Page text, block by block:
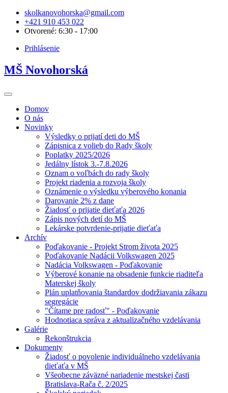
skolkanovohorska@gmail.com
+421 910 453 022
Otvorené: 6:30 - 17:00
Prihlásenie
MŠ Novohorská
Domov
O nás
Novinky
Výsledky o prijatí deti do MŠ
Zápisnica z volieb do Rady školy
Poplatky 2025/2026
Jedálny lístok 3.-7.8.2026
Oznam o voľbách do rady školy
Projekt riadenia a rozvoja školy
Oznámenie o výsledku výberového konania
Darovanie 2% z dane
Žiadosť o prijatie dieťaťa 2026
Zápis nových detí do MŠ
Lekárske potvrdenie-prijatie dieťaťa
Archív
Poďakovanie - Projekt Strom života 2025
Poďakovanie Nadácii Volkswagen 2025
Nadácia Volkswagen - Poďakovanie
Výberové konanie na obsadenie funkcie riaditeľa
Materskej školy
Plán uplatňovania štandardov dodržiavania zákazu
segregácie
"Čítame pre radosť" - Poďakovanie
Hodnotiaca správa z aktualizačného vzdelávania
Galérie
Rekonštrukcia
Dokumenty
Žiadosť o povolenie individuálneho vzdelávania
dieťaťa v MŠ
Všeobecne záväzné nariadenie mestskej časti
Bratislava-Rača č. 2/2025